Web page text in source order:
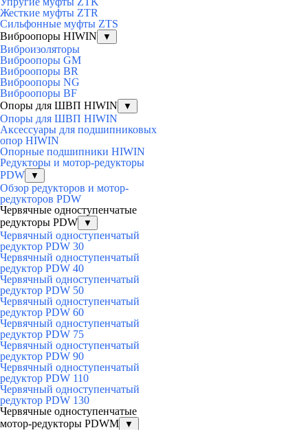
Жесткие муфты ZTR
Сильфонные муфты ZTS
Виброопоры HIWIN
▼
Виброизоляторы
Виброопоры GM
Виброопоры BR
Виброопоры NG
Виброопоры BF
Опоры для ШВП HIWIN
▼
Опоры для ШВП HIWIN
Аксессуары для подшипниковых
опор HIWIN
Опорные подшипники HIWIN
Редукторы и мотор-редукторы
PDW
▼
Обзор редукторов и мотор-
редукторов PDW
Червячные одноступенчатые
редукторы PDW
▼
Червячный одноступенчатый
редуктор PDW 30
Червячный одноступенчатый
редуктор PDW 40
Червячный одноступенчатый
редуктор PDW 50
Червячный одноступенчатый
редуктор PDW 60
Червячный одноступенчатый
редуктор PDW 75
Червячный одноступенчатый
редуктор PDW 90
Червячный одноступенчатый
редуктор PDW 110
Червячный одноступенчатый
редуктор PDW 130
Червячные одноступенчатые
мотор-редукторы PDWM
▼